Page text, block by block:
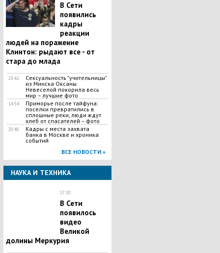
В Сети
появились
кадры
реакции
людей на поражение
Клинтон: рыдают все - от
стара до млада
23:42
Сексуальность "учительницы"
из Минска Оксаны
Невеселой покорила весь
мир – лучшие фото
14:54
Приморье после тайфуна:
поселки превратились в
сплошные реки, люди ждут
хлеб от спасателей – фото
20:40
Кадры с места захвата
банка в Москве и хроника
событий
ВСЕ НОВОСТИ »
НАУКА И ТЕХНИКА
17:10
В Сети
появилось
видео
Великой
долины Меркурия